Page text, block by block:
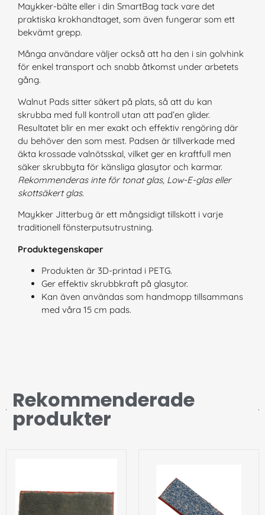
Maykker-bälte eller i din SmartBag tack vare det
praktiska krokhandtaget, som även fungerar som ett
bekvämt grepp.
Många användare väljer också att ha den i sin golvhink
för enkel transport och snabb åtkomst under arbetets
gång.
Walnut Pads sitter säkert på plats, så att du kan
skrubba med full kontroll utan att pad’en glider.
Resultatet blir en mer exakt och effektiv rengöring där
du behöver den som mest. Padsen är tillverkade med
äkta krossade valnötsskal, vilket ger en kraftfull men
säker skrubbyta för känsliga glasytor och karmar.
Rekommenderas inte för tonat glas, Low-E-glas eller
skottsäkert glas.
Maykker Jitterbug är ett mångsidigt tillskott i varje
traditionell fönsterputsutrustning.
Produktegenskaper
Produkten är 3D-printad i PETG.
Ger effektiv skrubbkraft på glasytor.
Kan även användas som handmopp tillsammans
med våra 15 cm pads.
Rekommenderade
produkter